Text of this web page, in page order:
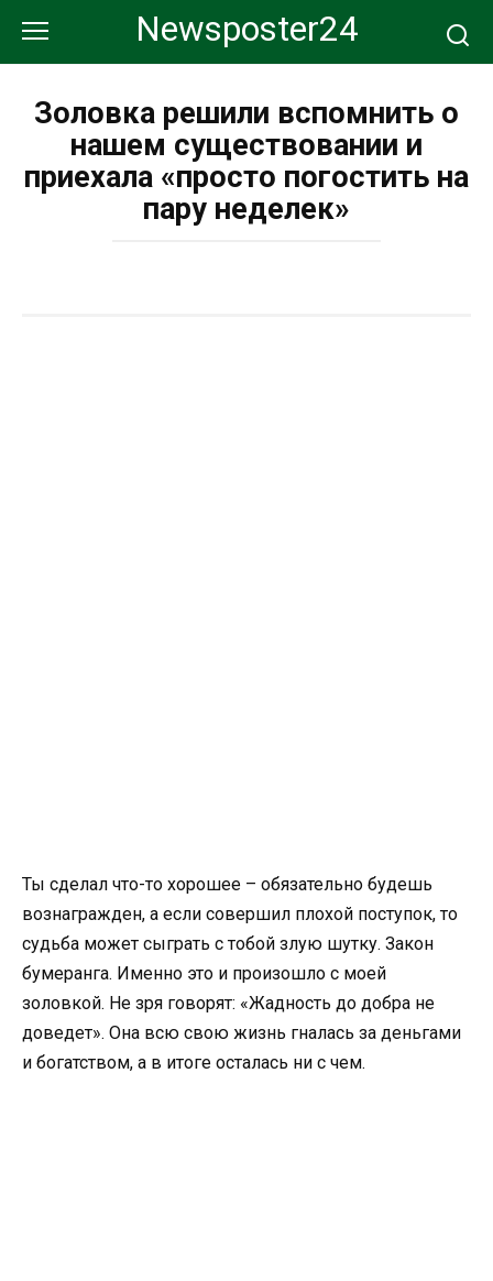
контенту
Newsposter24
Золовка решили вспомнить о
нашем существовании и
приехала «просто погостить на
пару неделек»
Ты сделал что-то хорошее – обязательно будешь
вознагражден, а если совершил плохой поступок, то
судьба может сыграть с тобой злую шутку. Закон
бумеранга. Именно это и произошло с моей
золовкой. Не зря говорят: «Жадность до добра не
доведет». Она всю свою жизнь гналась за деньгами
и богатством, а в итоге осталась ни с чем.